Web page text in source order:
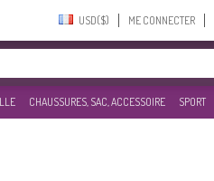
USD($)‎ ME CONNECTER
CHAUSSURES, SAC, ACCESSOIRE SPORT